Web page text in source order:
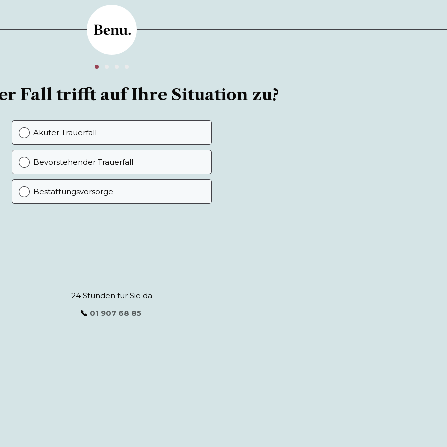
Fall trifft auf Ihre Situation zu?
Akuter Trauerfall
Bevorstehender Trauerfall
Bestattungsvorsorge
24 Stunden für Sie da
📞 01 907 68 85